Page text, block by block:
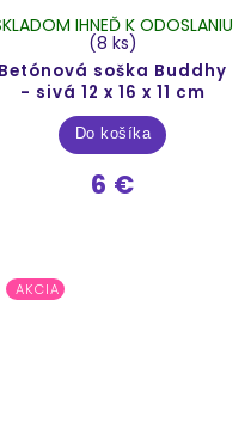
Betónová soška Buddhy
- sivá 12 x 16 x 11 cm
IHNEĎ K ODOSLANIU
(8 ks)
6 €
Do košíka
AKCIA